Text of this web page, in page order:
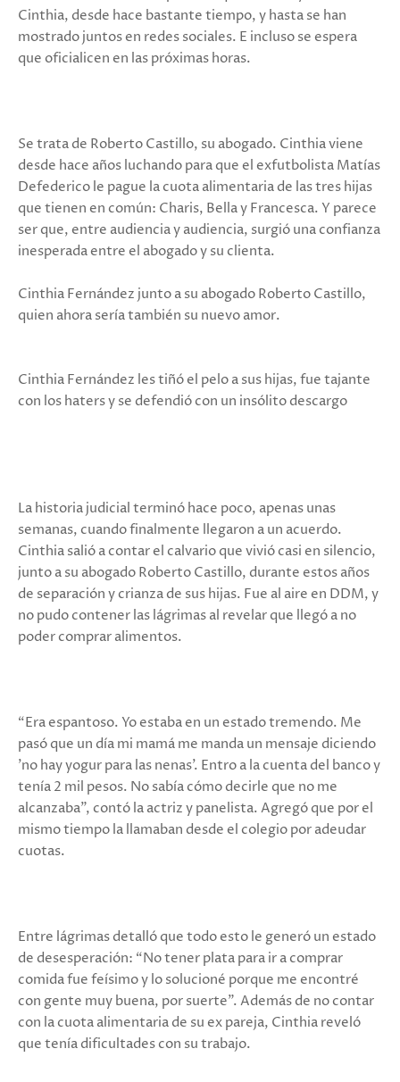
Cinthia, desde hace bastante tiempo, y hasta se han
mostrado juntos en redes sociales. E incluso se espera
que oficialicen en las próximas horas.
Se trata de Roberto Castillo, su abogado. Cinthia viene
desde hace años luchando para que el exfutbolista Matías
Defederico le pague la cuota alimentaria de las tres hijas
que tienen en común: Charis, Bella y Francesca. Y parece
ser que, entre audiencia y audiencia, surgió una confianza
inesperada entre el abogado y su clienta.
Cinthia Fernández junto a su abogado Roberto Castillo,
quien ahora sería también su nuevo amor.
Cinthia Fernández les tiñó el pelo a sus hijas, fue tajante
con los haters y se defendió con un insólito descargo
La historia judicial terminó hace poco, apenas unas
semanas, cuando finalmente llegaron a un acuerdo.
Cinthia salió a contar el calvario que vivió casi en silencio,
junto a su abogado Roberto Castillo, durante estos años
de separación y crianza de sus hijas. Fue al aire en DDM, y
no pudo contener las lágrimas al revelar que llegó a no
poder comprar alimentos.
“Era espantoso. Yo estaba en un estado tremendo. Me
pasó que un día mi mamá me manda un mensaje diciendo
'no hay yogur para las nenas'. Entro a la cuenta del banco y
tenía 2 mil pesos. No sabía cómo decirle que no me
alcanzaba”, contó la actriz y panelista. Agregó que por el
mismo tiempo la llamaban desde el colegio por adeudar
cuotas.
Entre lágrimas detalló que todo esto le generó un estado
de desesperación: “No tener plata para ir a comprar
comida fue feísimo y lo solucioné porque me encontré
con gente muy buena, por suerte”. Además de no contar
con la cuota alimentaria de su ex pareja, Cinthia reveló
que tenía dificultades con su trabajo.